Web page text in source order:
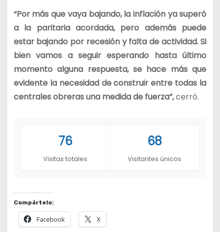
“Por más que vaya bajando, la inflación ya superó
a la paritaria acordada, pero además puede
estar bajando por recesión y falta de actividad. Si
bien vamos a seguir esperando hasta último
momento alguna respuesta, se hace más que
evidente la necesidad de construir entre todas la
centrales obreras una medida de fuerza”,cerró.
76
Visitas totales
68
Visitantes únicos
Compártelo:
Facebook X